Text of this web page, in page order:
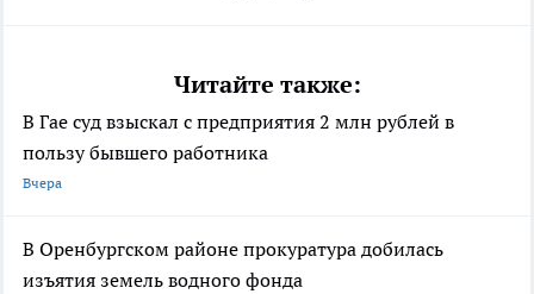
Читайте также:
В Гае суд взыскал с предприятия 2 млн рублей в
пользу бывшего работника
Вчера
В Оренбургском районе прокуратура добилась
изъятия земель водного фонда